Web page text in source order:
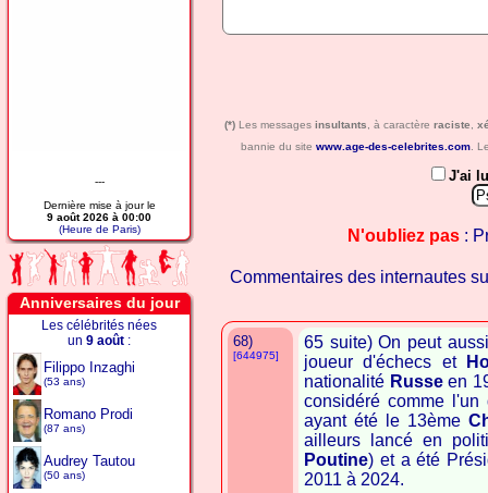
---
Dernière mise à jour le
9 août 2026 à 00:00
(Heure de Paris)
Anniversaires du jour
Les célébrités nées
un 9 août :
Filippo Inzaghi
(53 ans)
Romano Prodi
(87 ans)
Audrey Tautou
(50 ans)
(*) Les messages insultants , à caractère raciste
bannie du site www.age-des-celebrites.com.
J'ai
N'oubliez pas :
Commentaires des internautes
68)
[644975]
65 suite) On peut
joueur d'échecs et
nationalité Russeen
considéré comme
ayant été le 13ème
ailleurs lancé en
Poutine) et a été
2011 à 2024.